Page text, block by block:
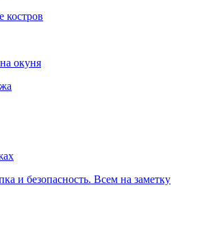
костров
окуня
и безопасность. Всем на заметку